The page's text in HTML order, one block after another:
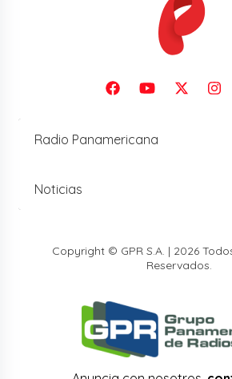
Radio Panamericana
Noticias
Copyright © GPR S.A. | 2026
Reservados.